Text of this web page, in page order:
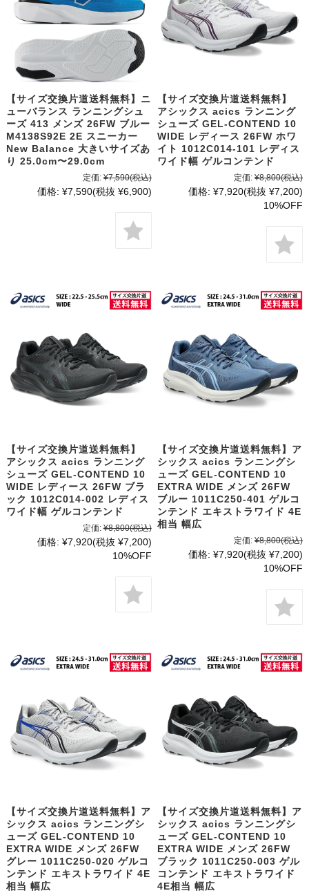
【サイズ交換片道送料無料】ニ
ューバランス ランニングシュ
ーズ 413 メンズ 26FW ブルー
M4138S92E 2E スニーカー
New Balance 大きいサイズあ
り 25.0cm〜29.0cm
定価: ¥7,590(税込)
価格: ¥7,590(税抜 ¥6,900)
【サイズ交換片道送料無料】
アシックス acics ランニング
シューズ GEL-CONTEND 10
WIDE レディース 26FW ホワ
イト 1012C014-101 レディス
ワイド幅 ゲルコンテンド
定価: ¥8,800(税込)
価格: ¥7,920(税抜 ¥7,200)
10%OFF
【サイズ交換片道送料無料】
アシックス acics ランニング
シューズ GEL-CONTEND 10
WIDE レディース 26FW ブラ
ック 1012C014-002 レディス
ワイド幅 ゲルコンテンド
定価: ¥8,800(税込)
価格: ¥7,920(税抜 ¥7,200)
10%OFF
【サイズ交換片道送料無料】ア
シックス acics ランニングシ
ューズ GEL-CONTEND 10
EXTRA WIDE メンズ 26FW
ブルー 1011C250-401 ゲルコ
ンテンド エキストラワイド 4E
相当 幅広
定価: ¥8,800(税込)
価格: ¥7,920(税抜 ¥7,200)
10%OFF
【サイズ交換片道送料無料】ア
シックス acics ランニングシ
ューズ GEL-CONTEND 10
EXTRA WIDE メンズ 26FW
グレー 1011C250-020 ゲルコ
ンテンド エキストラワイド 4E
相当 幅広
【サイズ交換片道送料無料】ア
シックス acics ランニングシ
ューズ GEL-CONTEND 10
EXTRA WIDE メンズ 26FW
ブラック 1011C250-003 ゲル
コンテンド エキストラワイド
4E相当 幅広